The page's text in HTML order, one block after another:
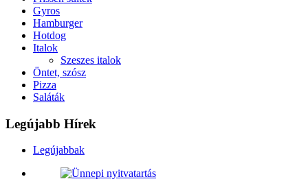
Gyros
Hamburger
Hotdog
Italok
Szeszes italok
Öntet, szósz
Pizza
Saláták
Legújabb Hírek
Legújabbak